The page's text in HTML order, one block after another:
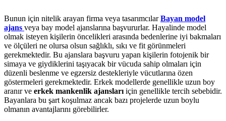
Bunun için nitelik arayan firma veya tasarımcılarBayan model
ajans veya bay model ajanslarına başvururlar. Hayalinde model
olmak isteyen kişilerin öncelikleri arasında bedenlerine iyi bakmaları
ve ölçüleri ne olursa olsun sağlıklı, sıkı ve fit görünmeleri
gerekmektedir. Bu ajanslara başvuru yapan kişilerin fotojenik bir
simaya ve giydiklerini taşıyacak bir vücuda sahip olmaları için
düzenli beslenme ve egzersiz destekleriyle vücutlarına özen
göstermeleri gerekmektedir. Erkek modellerde genellikle uzun boy
aranır ve erkek mankenlik ajansları için genellikle tercih sebebidir.
Bayanlara bu şart koşulmaz ancak bazı projelerde uzun boylu
olmanın avantajlarını görebilirler.